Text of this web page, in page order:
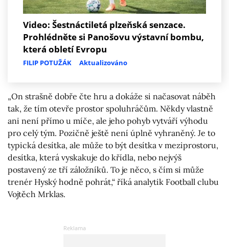
Video: Šestnáctiletá plzeňská senzace.
Prohlédněte si Panošovu výstavní bombu,
která obletí Evropu
FILIP POTUŽÁK Aktualizováno
„On strašně dobře čte hru a dokáže si načasovat náběh
tak, že tím otevře prostor spoluhráčům. Někdy vlastně
ani není přímo u míče, ale jeho pohyb vytváří výhodu
pro celý tým. Pozičně ještě není úplně vyhraněný. Je to
typická desítka, ale může to být desítka v meziprostoru,
desítka, která vyskakuje do křídla, nebo nejvýš
postavený ze tří záložníků. To je něco, s čím si může
trenér Hyský hodně pohrát,“ říká analytik Football clubu
Vojtěch Mrklas.